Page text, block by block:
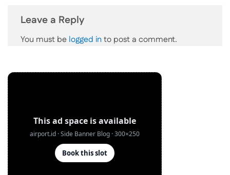
Leave a Reply
You must be logged in to post a comment.